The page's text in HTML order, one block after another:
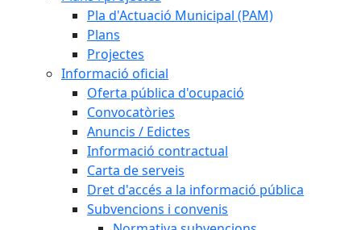
Pla d'Actuació Municipal (PAM)
Plans
Projectes
Informació oficial
Oferta pública d'ocupació
Convocatòries
Anuncis / Edictes
Informació contractual
Carta de serveis
Dret d'accés a la informació pública
Subvencions i convenis